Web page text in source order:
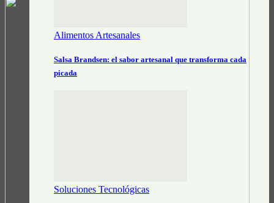
Alimentos Artesanales
Salsa Brandsen: el sabor artesanal que transforma cada
picada
Soluciones Tecnológicas